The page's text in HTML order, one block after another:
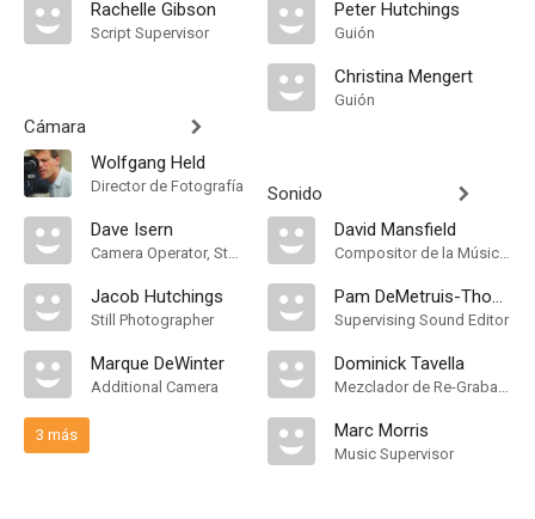
Rachelle Gibson
Script Supervisor
Cámara
Wolfgang Held
Director de Fotografía
Dave Isern
Camera Operator, Steadicam Operator
Jacob Hutchings
Still Photographer
Marque DeWinter
Additional Camera
3 más
Peter Hutchings
Guión
Christina Mengert
Guión
Sonido
David Mansfield
Compositor de la Música Original, Música
Pam DeMetruis-Thomas
Supervising Sound Editor
Dominick Tavella
Mezclador de Re-Grabación de Sonido
Marc Morris
Music Supervisor